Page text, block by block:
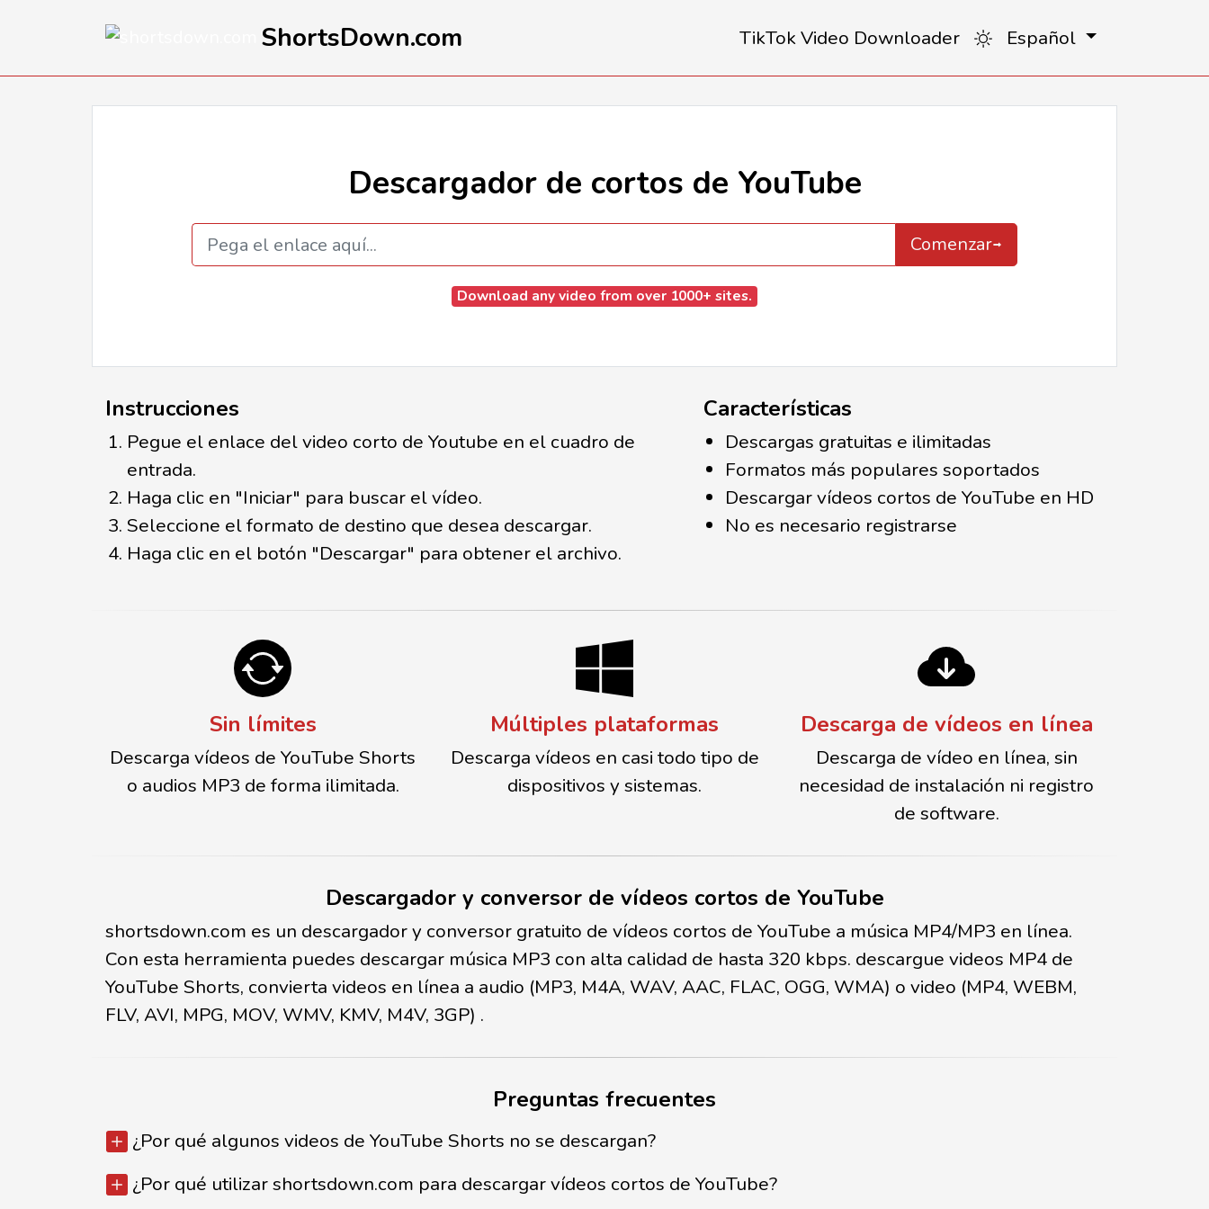
ShortsDown.com TikTok Video Downloader Español
Descargador de cortos de YouTube
Comenzar
Download any video from over 1000+ sites.
Instrucciones
Pegue el enlace del video corto de Youtube en el cuadro de
entrada.
Haga clic en "Iniciar" para buscar el vídeo.
Seleccione el formato de destino que desea descargar.
Haga clic en el botón "Descargar" para obtener el archivo.
Características
Descargas gratuitas e ilimitadas
Formatos más populares soportados
Descargar vídeos cortos de YouTube en HD
No es necesario registrarse
Sin límites
Descarga vídeos de YouTube Shorts
o audios MP3 de forma ilimitada.
Múltiples plataformas
Descarga vídeos en casi todo tipo de
dispositivos y sistemas.
Descarga de vídeos en línea
Descarga de vídeo en línea, sin
necesidad de instalación ni registro
de software.
Descargador y conversor de vídeos cortos de YouTube
shortsdown.com es un descargador y conversor gratuito de vídeos cortos de YouTube a música MP4/MP3 en línea.
Con esta herramienta puedes descargar música MP3 con alta calidad de hasta 320 kbps. descargue videos MP4 de
YouTube Shorts, convierta videos en línea a audio (MP3, M4A, WAV, AAC, FLAC, OGG, WMA) o video (MP4, WEBM,
FLV, AVI, MPG, MOV, WMV, KMV, M4V, 3GP) .
Preguntas frecuentes
¿Por qué algunos videos de YouTube Shorts no se descargan?
¿Por qué utilizar shortsdown.com para descargar vídeos cortos de YouTube?